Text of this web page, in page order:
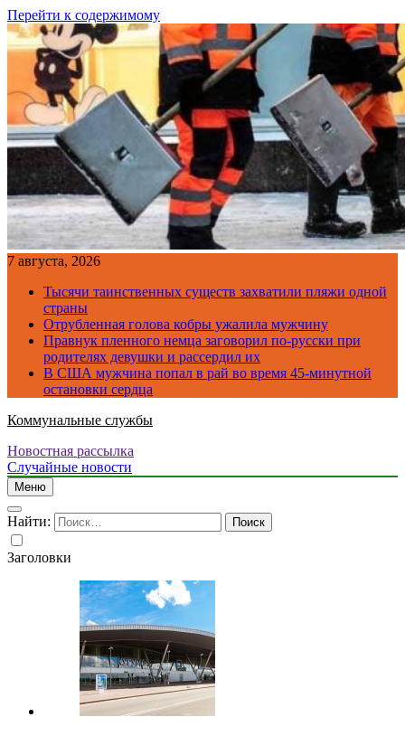
Перейти к содержимому
7 августа, 2026
Тысячи таинственных существ захватили пляжи одной
страны
Отрубленная голова кобры ужалила мужчину
Правнук пленного немца заговорил по-русски при
родителях девушки и рассердил их
В США мужчина попал в рай во время 45-минутной
остановки сердца
Коммунальные службы
Новостная рассылка
Случайные новости
Меню
Найти:
Заголовки